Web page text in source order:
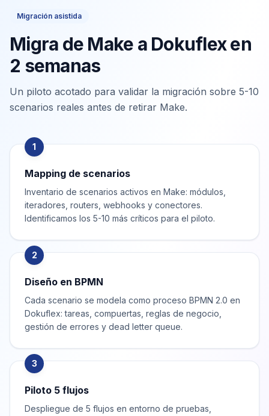
Migración asistida
Migra de Make a Dokuflex en
2 semanas
Un piloto acotado para validar la migración sobre 5-10
scenarios reales antes de retirar Make.
1
Mapping de scenarios
Inventario de scenarios activos en Make: módulos,
iteradores, routers, webhooks y conectores.
Identificamos los 5-10 más críticos para el piloto.
2
Diseño en BPMN
Cada scenario se modela como proceso BPMN 2.0 en
Dokuflex: tareas, compuertas, reglas de negocio,
gestión de errores y dead letter queue.
3
Piloto 5 flujos
Despliegue de 5 flujos en entorno de pruebas,